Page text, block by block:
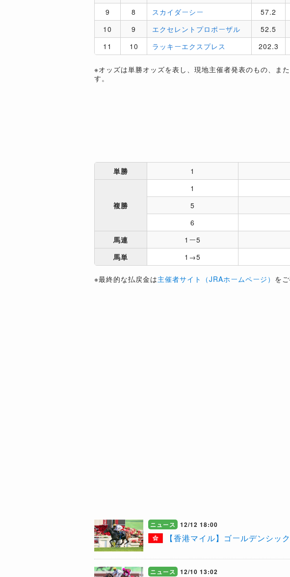
9
8 スカイダーシー 57.2
10
9 エクセレントプロポーザル 52.5
11
10 ラッキーエクスプレス 202.3
※オッズは単勝オッズを表し、現地主催者発表のもの、ま
す。
単勝 1
複勝
1
5
6
馬連
1ー5
馬単
1→5
※最終的な払戻金は主催者サイト（JRAホームページ） を
ニュース 12/12 18:00
【香港マイル】ゴールデンシッ
ニュース 12/10 13:02